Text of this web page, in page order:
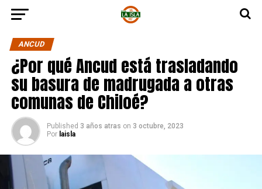
ANCUD
¿Por qué Ancud está trasladando
su basura de madrugada a otras
comunas de Chiloé?
Published 3 años atras on 3 octubre, 2023
Por laisla